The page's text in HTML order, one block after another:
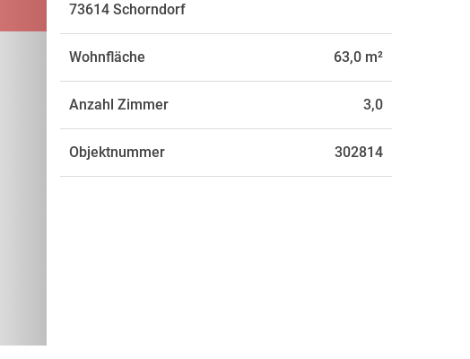
73614 Schorndorf
Wohnfläche 63,0 m²
Anzahl Zimmer 3,0
Objektnummer 302814